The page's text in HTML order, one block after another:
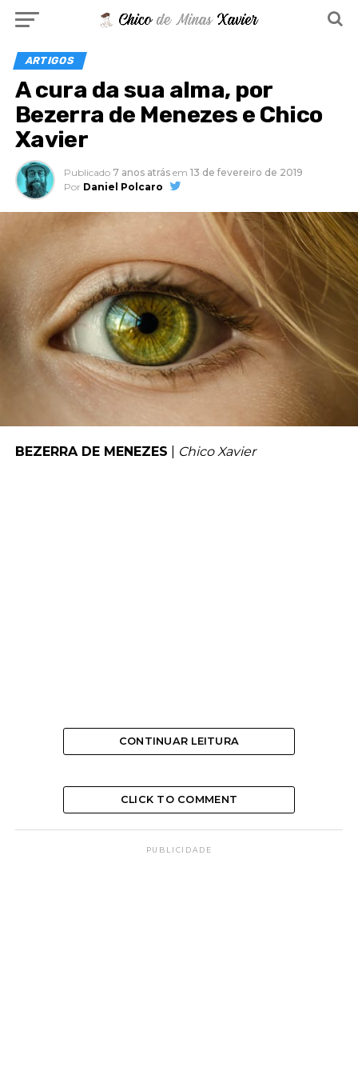
ARTIGOS
A cura da sua alma, por
Bezerra de Menezes e Chico
Xavier
Publicado 7 anos atrás em 13 de fevereiro de 2019
Por Daniel Polcaro
BEZERRA DE MENEZES Chico Xavier
auxilio aos outros.
CONTINUAR LEITURA
CLICK TO COMMENT
PUBLICIDADE